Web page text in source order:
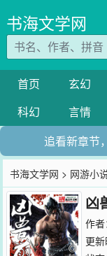
书海文学网
首页 玄幻
科幻
言情
追看新章节
书海文学网 > 网游小
凶
作者
更